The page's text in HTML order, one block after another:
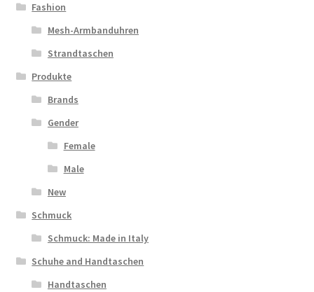
Fashion
Mesh-Armbanduhren
Strandtaschen
Produkte
Brands
Gender
Female
Male
New
Schmuck
Schmuck: Made in Italy
Schuhe and Handtaschen
Handtaschen